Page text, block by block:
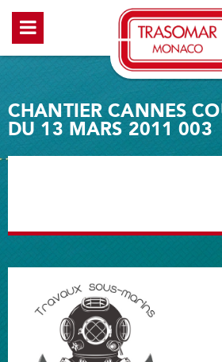
CHANTIER CANNES
DU 13 MARS 2011 003